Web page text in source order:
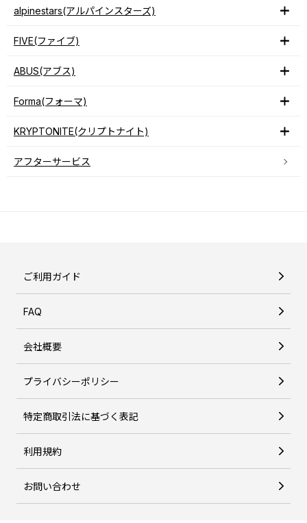
alpinestars(アルパインスターズ)
FIVE(ファイブ)
ABUS(アブス)
Forma(フォーマ)
KRYPTONITE(クリプトナイト)
アフターサービス
ご利用ガイド
FAQ
会社概要
プライバシーポリシー
特定商取引法に基づく表記
利用規約
お問い合わせ